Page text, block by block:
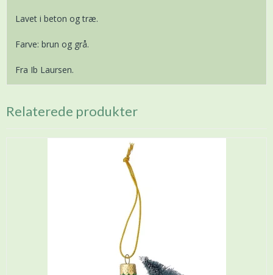
Lavet i beton og træ.
Farve: brun og grå.
Fra Ib Laursen.
Relaterede produkter